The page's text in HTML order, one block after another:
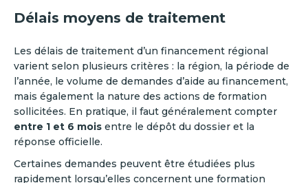
Délais moyens de traitement
Les délais de traitement d’un financement régional
varient selon plusieurs critères : la région, la période de
l’année, le volume de demandes d’aide au financement,
mais également la nature des actions de formation
sollicitées. En pratique, il faut généralement compter
entre 1 et 6 mois entre le dépôt du dossier et la
réponse officielle.
Certaines demandes peuvent être étudiées plus
rapidement lorsqu’elles concernent une formation